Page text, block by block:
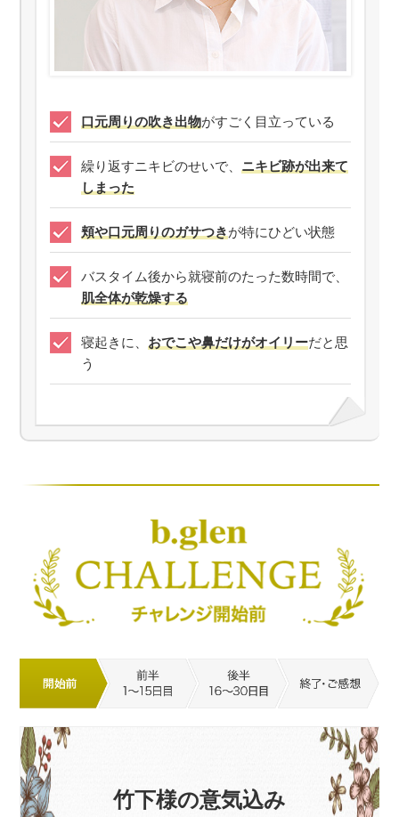
口元周りの吹き出物がすごく目立っている
繰り返すニキビのせいで、 ニキビ跡が出来て
しまった
頬や口元周りのガサつきが特にひどい状態
バスタイム後から就寝前のたった数時間で、
肌全体が乾燥する
寝起きに、 おでこや鼻だけがオイリーだと思
う
竹下様の意気込み